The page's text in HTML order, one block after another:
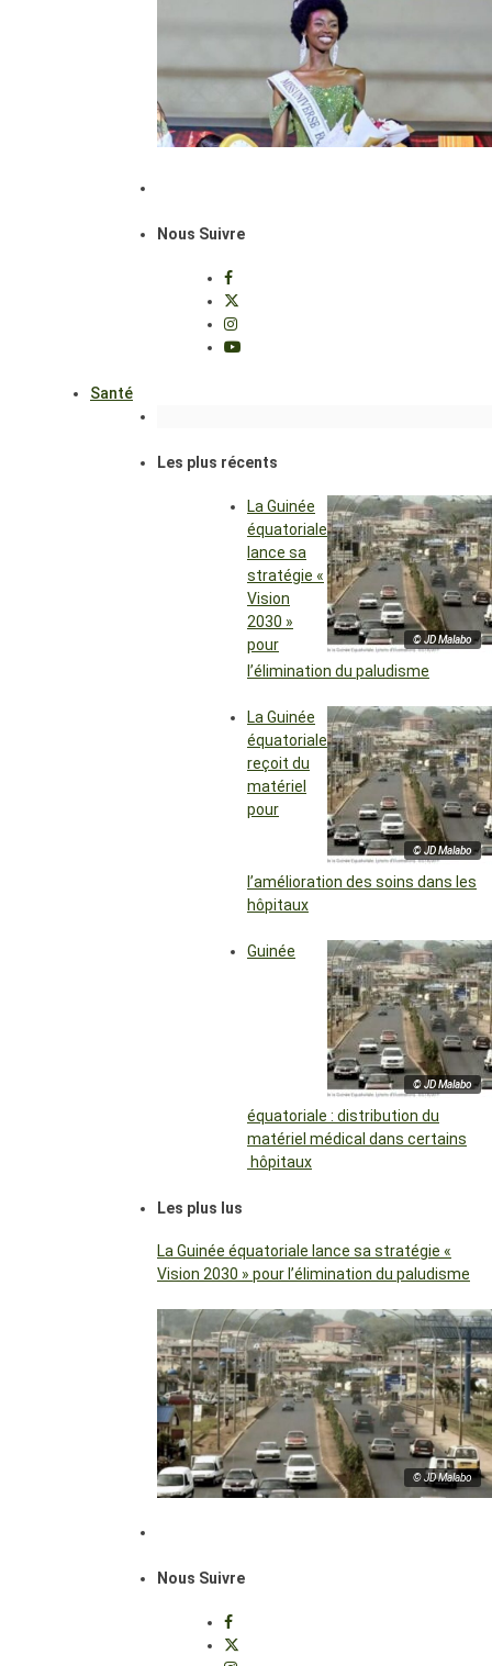
Nous Suivre
Santé
Les plus récents
© JD Malabo
La Guinée
équatoriale
lance sa
stratégie «
Vision
2030 »
pour
l’élimination du paludisme
© JD Malabo
La Guinée
équatoriale
reçoit du
matériel
pour
l’amélioration des soins dans les
hôpitaux
© JD Malabo
Guinée
équatoriale : distribution du
matériel médical dans certains
hôpitaux
Les plus lus
La Guinée équatoriale lance sa stratégie «
Vision 2030 » pour l’élimination du paludisme
© JD Malabo
Nous Suivre